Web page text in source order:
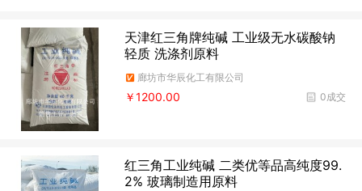
天津红三角牌纯碱 工业级无水碳酸钠
轻质 洗涤剂原料
廊坊市华辰化工有限公司
0成交
￥1200.00
红三角工业纯碱 二类优等品高纯度99.
2% 玻璃制造用原料